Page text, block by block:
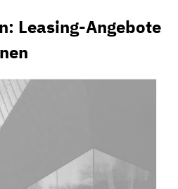
Leasing-Angebote